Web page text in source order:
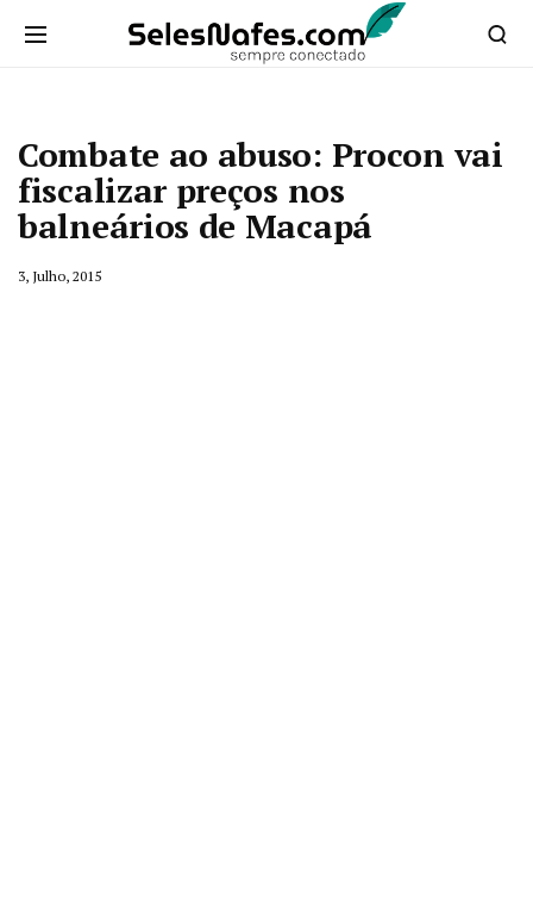
Combate ao abuso: Procon vai
fiscalizar preços nos
balneários de Macapá
3, Julho, 2015